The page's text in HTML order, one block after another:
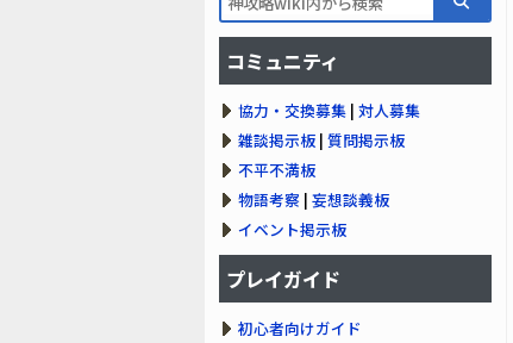
コミュニティ
協力・交換募集 | 対人募集
雑談掲示板 | 質問掲示板
不平不満板
物語考察 | 妄想談義板
イベント掲示板
プレイガイド
初心者向けガイド